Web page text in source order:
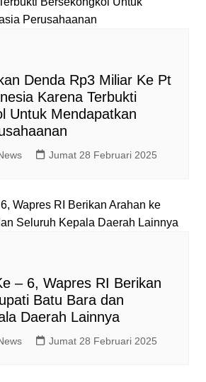
Denda Rp3 Miliar Ke Pt
Karena Terbukti
Untuk Mendapatkan
Jumat 28 Februari 2025
– 6, Wapres RI Berikan
Batu Bara dan
Daerah Lainnya
Jumat 28 Februari 2025